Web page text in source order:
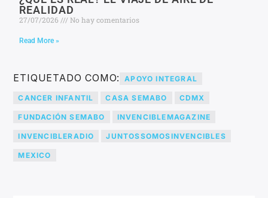
REALIDAD
27/07/2026 No hay comentarios
Read More »
ETIQUETADO COMO: APOYO INTEGRAL
CANCER INFANTIL CASA SEMABO CDMX
FUNDACIÓN SEMABO INVENCIBLEMAGAZINE
INVENCIBLERADIO JUNTOSSOMOSINVENCIBLES
MEXICO